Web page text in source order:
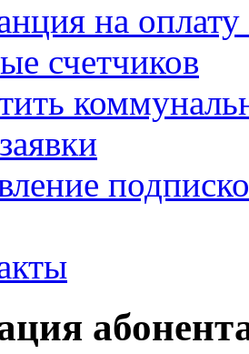
на
счетчиков